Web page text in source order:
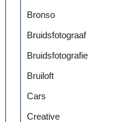
Bronso
Bruidsfotograaf
Bruidsfotografie
Bruiloft
Cars
Creative